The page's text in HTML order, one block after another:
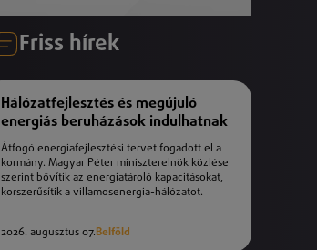
Friss hírek
Hálózatfejlesztés és megújuló
energiás beruházások indulhatnak
Átfogó energiafejlesztési tervet fogadott el a
kormány. Magyar Péter miniszterelnök közlése
szerint bővítik az energiatároló kapacitásokat,
korszerűsítik a villamosenergia-hálózatot.
2026. augusztus 07.Belföld